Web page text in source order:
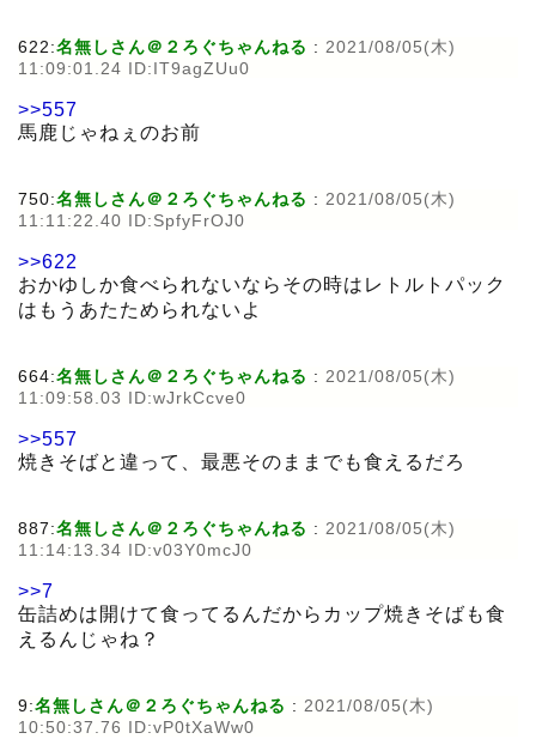
622:名無しさん＠２ろぐちゃんねる : 2021/08/05(木)
11:09:01.24 ID:IT9agZUu0
>>557
馬鹿じゃねぇのお前
750:名無しさん＠２ろぐちゃんねる : 2021/08/05(木)
11:11:22.40 ID:SpfyFrOJ0
>>622
おかゆしか食べられないならその時はレトルトパック
はもうあたためられないよ
664:名無しさん＠２ろぐちゃんねる : 2021/08/05(木)
11:09:58.03 ID:wJrkCcve0
>>557
焼きそばと違って、最悪そのままでも食えるだろ
887:名無しさん＠２ろぐちゃんねる : 2021/08/05(木)
11:14:13.34 ID:v03Y0mcJ0
>>7
缶詰めは開けて食ってるんだからカップ焼きそばも食
えるんじゃね？
9:名無しさん＠２ろぐちゃんねる : 2021/08/05(木)
10:50:37.76 ID:vP0tXaWw0